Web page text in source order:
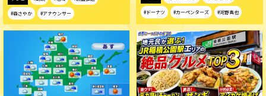
#森さやか #アナウンサー #ドーナツ #カーペンターズ #河野真也